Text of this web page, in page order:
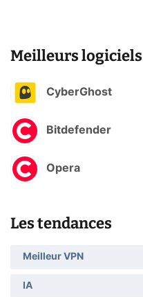
Meilleurs logiciels
CyberGhost
Bitdefender
Opera
Les tendances
Meilleur VPN
IA